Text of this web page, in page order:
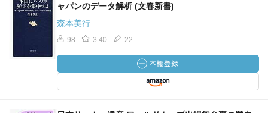
ャパンのデータ解析 (文春新書)
森本美行
98 3.40 22